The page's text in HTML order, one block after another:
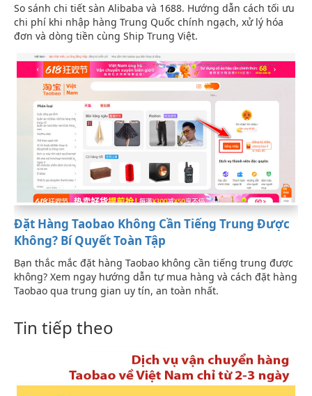
So sánh chi tiết sàn Alibaba và 1688. Hướng dẫn cách tối ưu
chi phí khi nhập hàng Trung Quốc chính ngạch, xử lý hóa
đơn và dòng tiền cùng Ship Trung Việt.
Đặt Hàng Taobao Không Cần Tiếng Trung Được
Không? Bí Quyết Toàn Tập
Bạn thắc mắc đặt hàng Taobao không cần tiếng trung được
không? Xem ngay hướng dẫn tự mua hàng và cách đặt hàng
Taobao qua trung gian uy tín, an toàn nhất.
Tin tiếp theo